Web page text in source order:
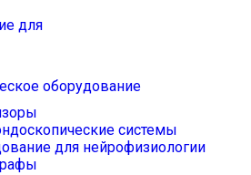
для
оборудование
системы
для нейрофизиологии